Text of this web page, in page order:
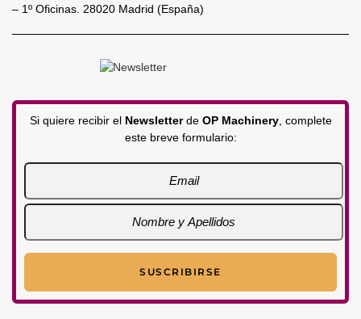
– 1º Oficinas. 28020 Madrid (España)
Si quiere recibir el Newsletterde OP Machinery, complete
este breve formulario: